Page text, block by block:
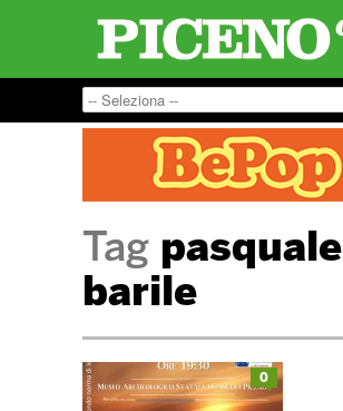
Tag pasquale
barile
0